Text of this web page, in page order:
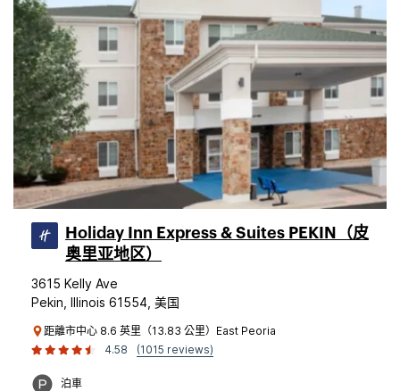
Holiday Inn Express & Suites PEKIN（皮
奥里亚地区）
3615 Kelly Ave
Pekin, Illinois 61554, 美国
距離市中心 8.6 英里（13.83 公里）East Peoria
4.58
(1015 reviews)
泊車